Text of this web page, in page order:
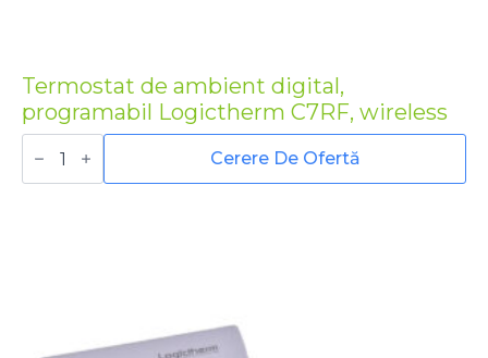
Termostat de ambient digital,
programabil Logictherm C7RF, wireless
Cantitate
Termostat
Cerere De Ofertă